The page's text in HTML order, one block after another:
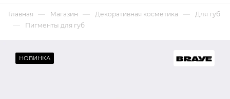
Главная — Магазин — Декоративная косметика — Для губ
— Пигменты для губ
НОВИНКА